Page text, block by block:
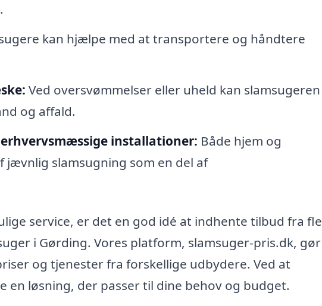
kan hjælpe med at transportere og håndtere
Ved oversvømmelser eller uheld kan slamsugeren
og affald.
installationer: Både hjem og
jævnlig slamsugning som en del af
service, er det en god idé at indhente tilbud fra
i Gørding. Vores platform, slamsuger-pris.dk, gør
og tjenester fra forskellige udbydere. Ved at
en løsning, der passer til dine behov og budget.